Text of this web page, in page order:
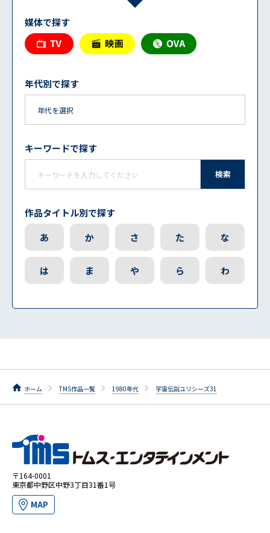
媒体で探す
年代別で探す
キーワードで探す
検索
作品タイトル別で探す
あ
か さ た な
は ま や ら わ
ホーム TMS作品一覧 1980年代 宇宙伝説ユリシーズ31
〒164-0001
東京都中野区中野3丁目31番1号
MAP